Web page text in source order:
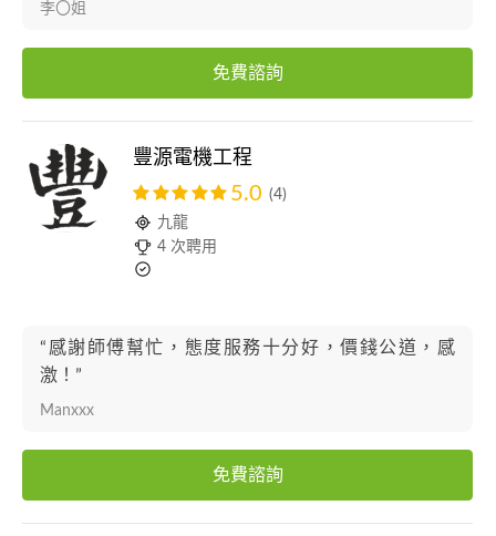
李〇姐
免費諮詢
豐源電機工程
5.0 (4)
九龍
4 次聘用
“感謝師傅幫忙，態度服務十分好，價錢公道，感
激！”
Manxxx
免費諮詢